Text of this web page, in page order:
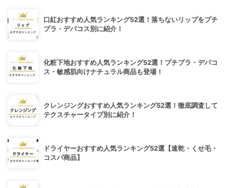
口紅おすすめ人気ランキング52選！落ちないリップをプチ
プラ・デパコス別に紹介！
化粧下地おすすめ人気ランキング52選！プチプラ・デパコ
ス・敏感肌向けナチュラル商品も登場！
クレンジングおすすめ人気ランキング52選！徹底調査して
テクスチャータイプ別に紹介！
ドライヤーおすすめ人気ランキング52選【速乾・くせ毛・
コスパ商品】